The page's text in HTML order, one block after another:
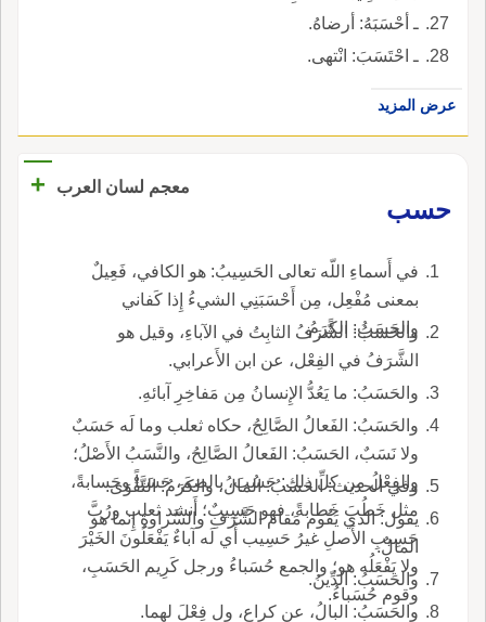
ـ أحْسَبَهُ: أرضاهُ.
ـ احْتَسَبَ: انْتهى.
عرض المزيد
معجم لسان العرب
+
حسب
في أَسماءِ اللّه تعالى الحَسِيبُ: هو الكافي، فَعِيلٌ
بمعنى مُفْعِل، مِن أَحْسَبَنِي الشيءُ إِذا كَفاني
والحَسَبُ: الكَرَمُ.
والحَسَبُ: الشَّرَفُ الثابِتُ في الآباءِ، وقيل هو
الشَّرَفُ في الفِعْل، عن ابن الأَعرابي.
والحَسَبُ: ما يَعُدُّ الإِنسانُ مِن مَفاخِرِ آبائهِ.
والحَسَبُ: الفَعالُ الصَّالِحُ، حكاه ثعلب وما لَه حَسَبٌ
ولا نَسَبٌ، الحَسَبُ: الفَعالُ الصَّالِحُ، والنَّسَبُ الأَصْلُ؛
والفِعْلُ من كلِّ ذلك: حَسُبَ، بالضم، حَسَباً وحَسابةً،
مثل خَطُبَ خَطابةً، فهو حَسِيبٌ؛ أَنشد ثعلب ورُبَّ
حَسِيبِ الأَصلِ غيرُ حَسِيب أَي لَه آباءٌ يَفْعَلُونَ الخَيْرَ
ولا يَفْعَلُه هو؛ والجمع حُسَباءُ ورجل كَرِيم الحَسَبِ،
وقوم حُسَباءُ.
وفي الحديث: الحَسَبُ: المالُ، والكَرَمُ: التَّقْوَى.
يقول: الذي يَقُوم مَقام الشَّرَفِ والسَّراوةِ إِنما هو
المالُ.
والحَسَبُ: الدِّينُ.
والحَسَبُ: البالُ، عن كراع، ول فِعْلَ لهما.